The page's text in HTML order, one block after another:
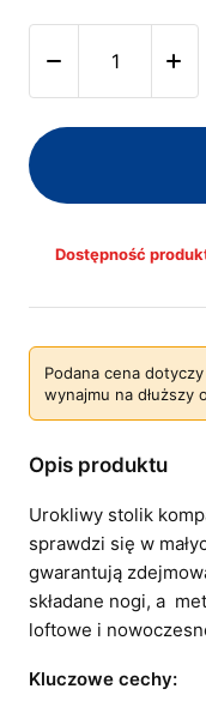
Dostępność
Podana cena
wynajmu na dłuższy
Opis produktu
Urokliwy stolik
sprawdzi się w
gwarantują
składane nogi, a
loftowe i
Kluczowe cechy: